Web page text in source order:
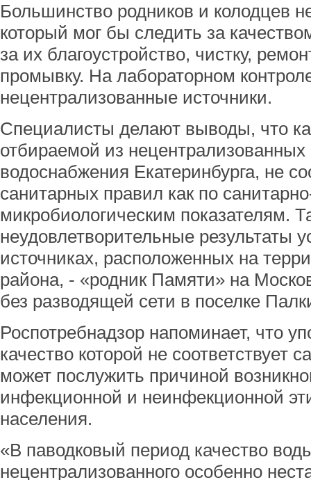
Большинство родников и колодцев
который мог бы следить за
за их благоустройство, чистку,
промывку. На лабораторном
нецентрализованные источники.
Специалисты делают выводы, что
отбираемой из нецентрализованных
водоснабжения Екатеринбурга, не
санитарных правил как по
микробиологическим показателям.
неудовлетворительные результаты
источниках, расположенных на
района, - «родник Памяти» на
без разводящей сети в поселке
Роспотребнадзор напоминает, что
качество которой не соответствует
может послужить причиной
инфекционной и неинфекционной
населения.
«В паводковый период качество
нецентрализованного особенно